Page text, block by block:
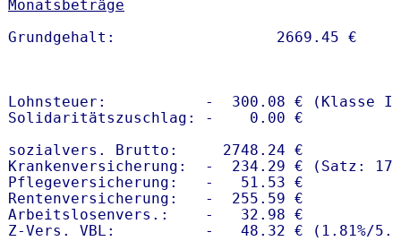
Monatsbeträge
Lohnsteuer:           -  300.08 € (Klasse I)
Solidaritätszuschlag: -    0.00 €
sozialvers. Brutto:     2748.24 €
Krankenversicherung:  -  234.29 € (Satz:
Pflegeversicherung:   -   51.53 €
Rentenversicherung:   -  255.59 €
Arbeitslosenvers.:    -   32.98 €
Z-Vers. VBL:          -   48.32 € ( 1.81%/